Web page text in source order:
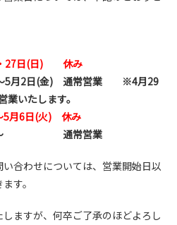
27日(日) 休み
5月2日(金) 通常営業 ※4月29
いたします。
5月6日(火) 休み
)～ 通常営業
合わせについては、営業開始日以
す。
ますが、何卒ご了承のほどよろし